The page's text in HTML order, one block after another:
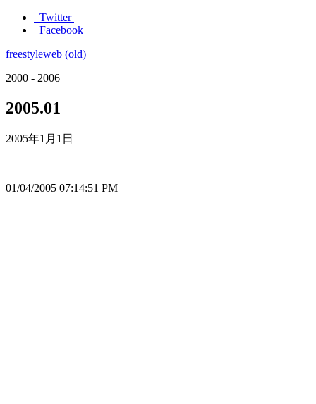
Twitter
Facebook
freestyleweb (old)
2000 - 2006
2005.01
2005年1月1日
01/04/2005 07:14:51 PM